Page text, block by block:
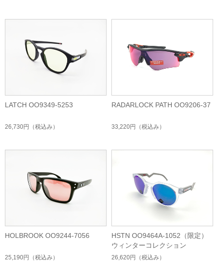
LATCH OO9349-5253
26,730円 （税込み）
RADARLOCK PATH OO9206-37
33,220円 （税込み）
HOLBROOK OO9244-7056
25,190円 （税込み）
HSTN OO9464A-1052（限定）
ウィンターコレクション
26,620円 （税込み）